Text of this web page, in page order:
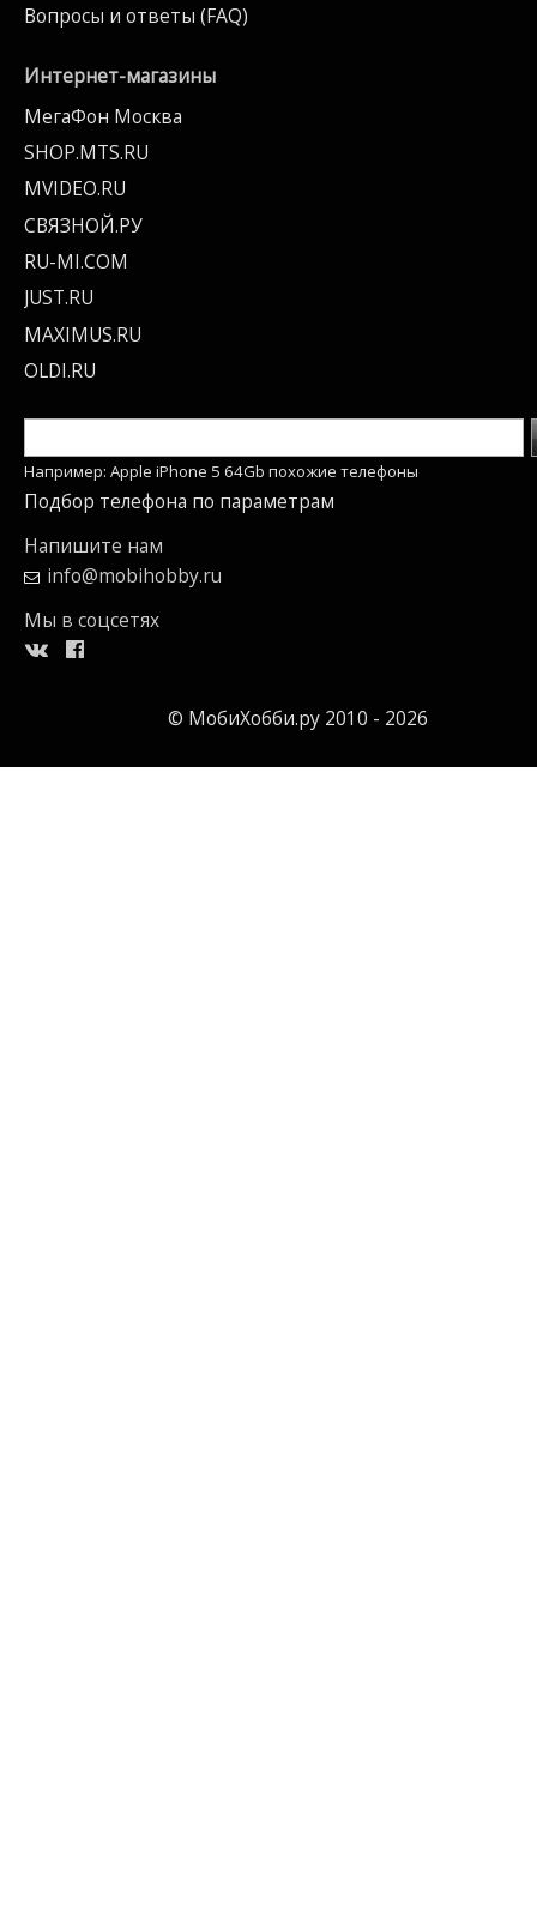
Вопросы и ответы (FAQ)
Интернет-магазины
МегаФон Москва
SHOP.MTS.RU
MVIDEO.RU
СВЯЗНОЙ.РУ
RU-MI.COM
JUST.RU
MAXIMUS.RU
OLDI.RU
Например: Apple iPhone 5 64Gb похожие телефоны
Подбор телефона по параметрам
Напишите нам
info@mobihobby.ru
Мы в соцсетях
© МобиХобби.ру 2010 - 2026